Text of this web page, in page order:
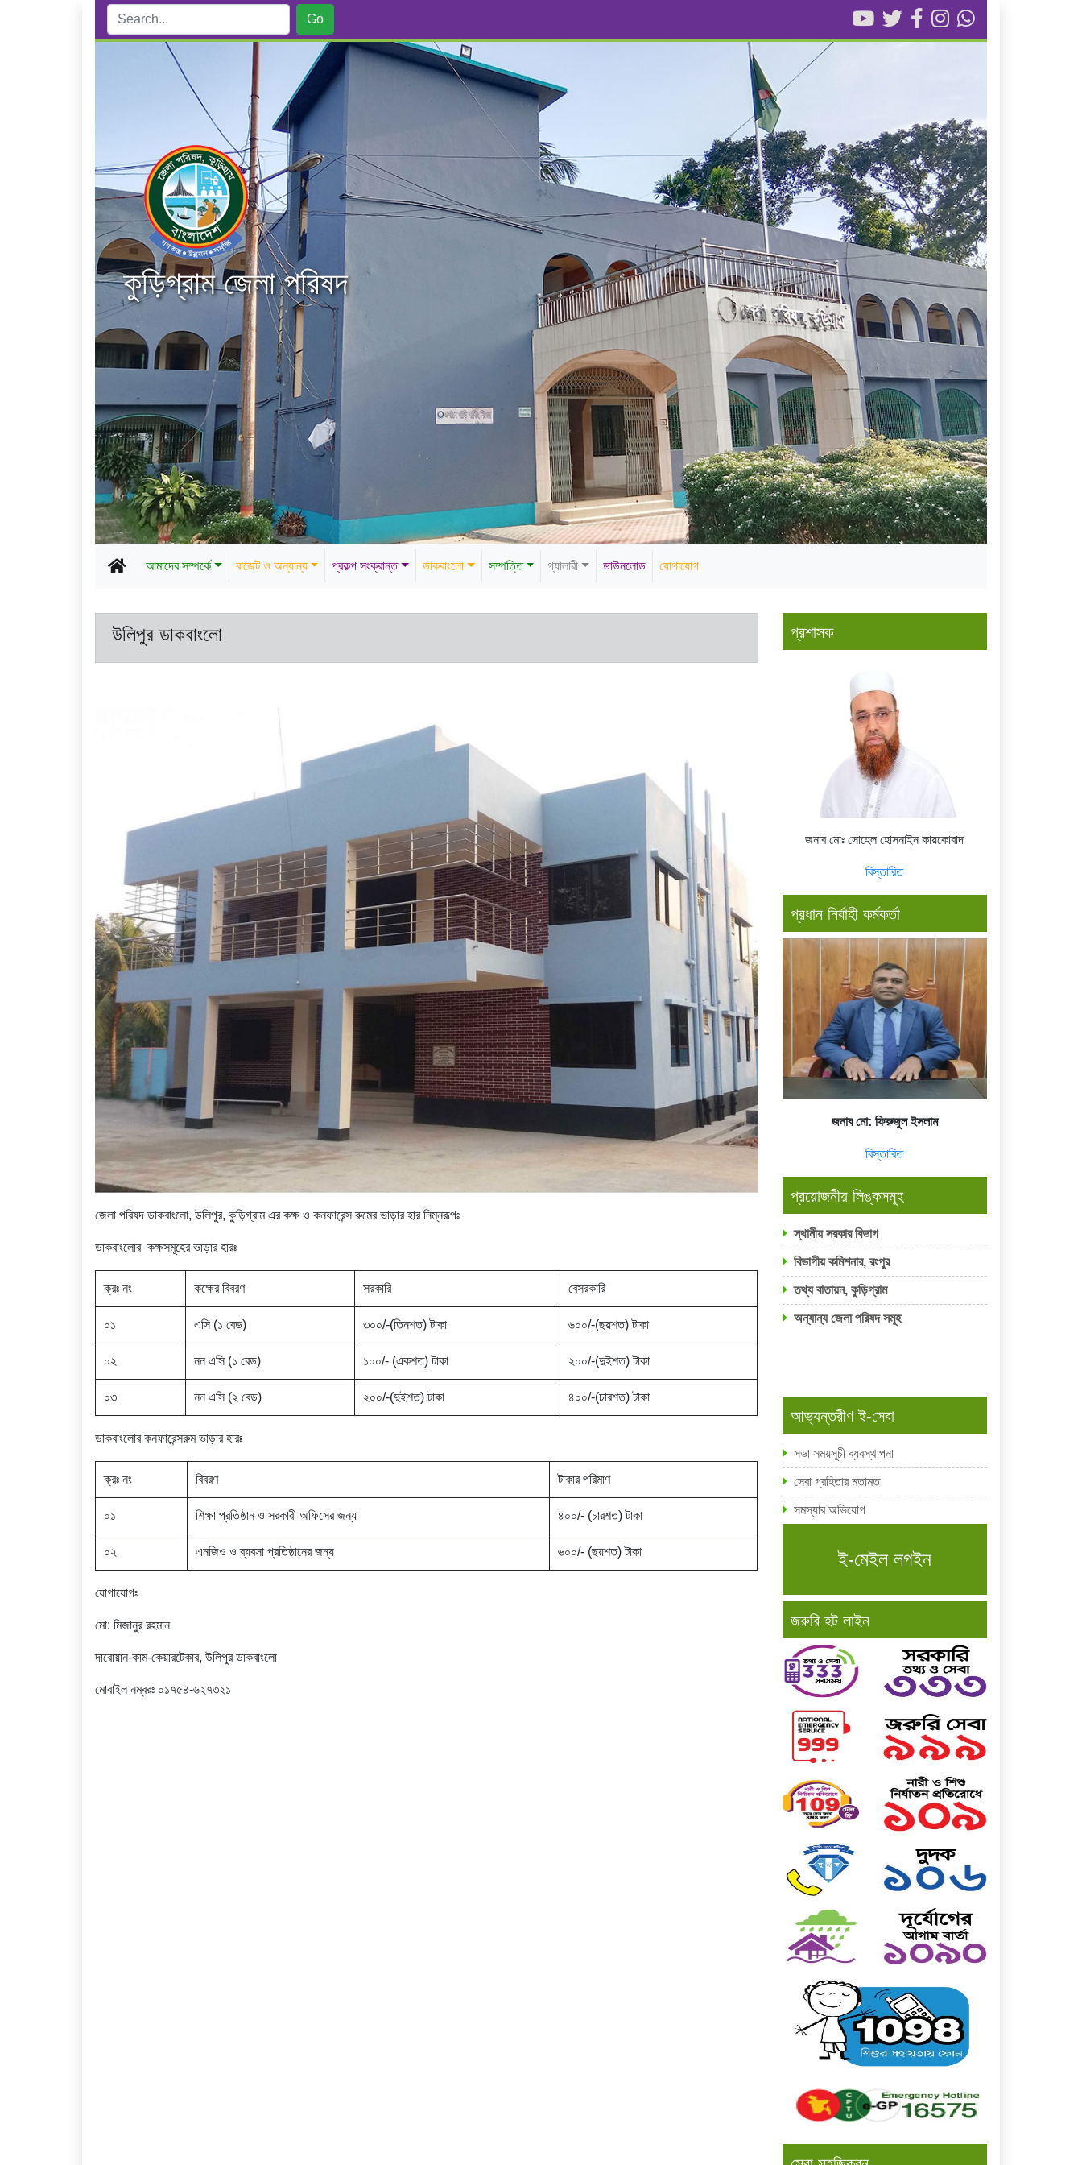
কুড়িগ্রাম জেলা পরিষদ
আমাদের সম্পর্কে বাজেট ও অন্যান্য প্রকল্প সংক্রান্ত ডাকবাংলো সম্পত্তি গ্যালারী ডাউনলোড যোগাযোগ
উলিপুর ডাকবাংলো
জেলা পরিষদ ডাকবাংলো, উলিপুর, কুড়িগ্রাম এর কক্ষ ও কনফারেন্স রুমের ভাড়ার হার নিম্নরূপঃ
ডাকবাংলোর কক্ষসমূহের ভাড়ার হারঃ
ক্রঃ নং কক্ষের বিবরণ সরকারি বেসরকারি
০১ এসি (১ বেড) ৩০০/-(তিনশত) টাকা ৬০০/-(ছয়শত) টাকা
০২ নন এসি (১ বেড) ১০০/- (একশত) টাকা ২০০/-(দুইশত) টাকা
০৩ নন এসি (২ বেড) ২০০/-(দুইশত) টাকা ৪০০/-(চারশত) টাকা
ডাকবাংলোর কনফারেন্সরুম ভাড়ার হারঃ
ক্রঃ নং বিবরণ টাকার পরিমাণ
০১ শিক্ষা প্রতিষ্ঠান ও সরকারী অফিসের জন্য ৪০০/- (চারশত) টাকা
০২ এনজিও ও ব্যবসা প্রতিষ্ঠানের জন্য ৬০০/- (ছয়শত) টাকা
যোগাযোগঃ
মো: মিজানুর রহমান
দারোয়ান-কাম-কেয়ারটেকার, উলিপুর ডাকবাংলো
মোবাইল নম্বরঃ ০১৭৫৪-৬২৭৩২১
প্রশাসক
জনাব মোঃ সোহেল হোসনাইন কায়কোবাদ
বিস্তারিত
প্রধান নির্বাহী কর্মকর্তা
জনাব মো: ফিরুজুল ইসলাম
বিস্তারিত
প্রয়োজনীয় লিঙ্কসমূহ
স্থানীয় সরকার বিভাগ
বিভাগীয় কমিশনার, রংপুর
তথ্য বাতায়ন, কুড়িগ্রাম
অন্যান্য জেলা পরিষদ সমূহ
আভ্যন্তরীণ ই-সেবা
সভা সময়সূচী ব্যবস্থাপনা
সেবা গ্রহিতার মতামত
সমস্যার অভিযোগ
ই-মেইল লগইন
জরুরি হট লাইন